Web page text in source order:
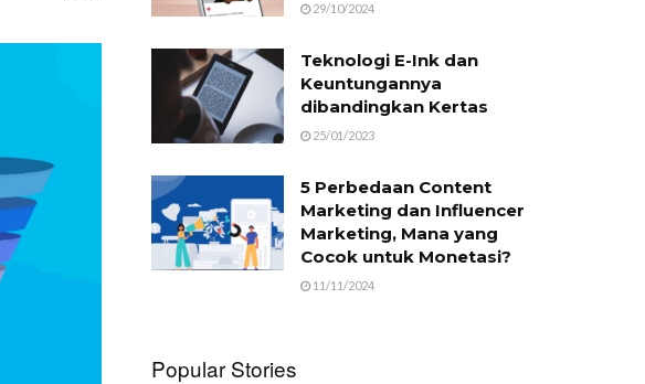
29/10/2024
Teknologi E-Ink dan
Keuntungannya
dibandingkan Kertas
25/01/2023
5 Perbedaan Content
Marketing dan Influencer
Marketing, Mana yang
Cocok untuk Monetasi?
11/11/2024
Popular Stories